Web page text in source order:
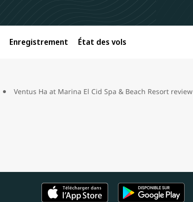
Enregistrement État des vols
Ventus Ha at Marina El Cid Spa & Beach Resort review